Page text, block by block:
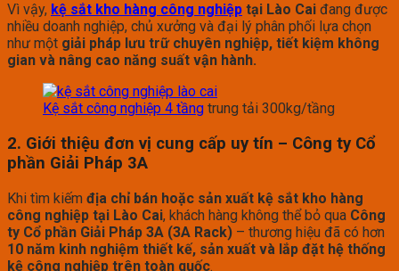
Vì vậy, kệ sắt kho hàng công nghiệp tại Lào Cai đang được
nhiều doanh nghiệp, chủ xưởng và đại lý phân phối lựa chọn
như một giải pháp lưu trữ chuyên nghiệp, tiết kiệm không
gian và nâng cao năng suất vận hành.
Kệ sắt công nghiệp 4 tầng trung tải 300kg/tầng
2. Giới thiệu đơn vị cung cấp uy tín – Công ty Cổ
phần Giải Pháp 3A
Khi tìm kiếm địa chỉ bán hoặc sản xuất kệ sắt kho hàng
công nghiệp tại Lào Cai, khách hàng không thể bỏ qua Công
ty Cổ phần Giải Pháp 3A (3A Rack) – thương hiệu đã có hơn
10 năm kinh nghiệm thiết kế, sản xuất và lắp đặt hệ thống
kệ công nghiệp trên toàn quốc.